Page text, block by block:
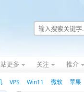
更多 关注 推介
VPS Win11 微软 苹果